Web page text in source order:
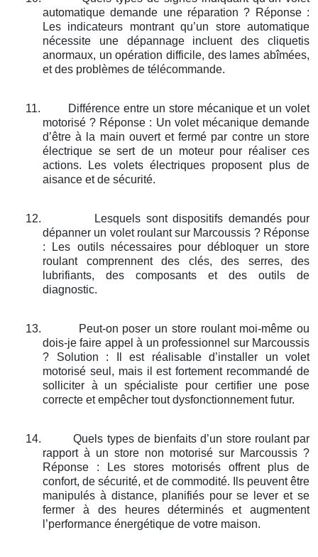
automatique demande une réparation ? Réponse :
Les indicateurs montrant qu’un store automatique
nécessite une dépannage incluent des cliquetis
anormaux, un opération difficile, des lames abîmées,
et des problèmes de télécommande.
11.
Différence entre un store mécanique et un volet
motorisé ? Réponse : Un volet mécanique demande
d’être à la main ouvert et fermé par contre un store
électrique se sert de un moteur pour réaliser ces
actions. Les volets électriques proposent plus de
aisance et de sécurité.
12.
Lesquels sont dispositifs demandés pour
dépanner un volet roulant sur Marcoussis ? Réponse
: Les outils nécessaires pour débloquer un store
roulant comprennent des clés, des serres, des
lubrifiants, des composants et des outils de
diagnostic.
13.
Peut-on poser un store roulant moi-même ou
dois-je faire appel à un professionnel sur Marcoussis
? Solution : Il est réalisable d’installer un volet
motorisé seul, mais il est fortement recommandé de
solliciter à un spécialiste pour certifier une pose
correcte et empêcher tout dysfonctionnement futur.
14.
Quels types de bienfaits d’un store roulant par
rapport à un store non motorisé sur Marcoussis ?
Réponse : Les stores motorisés offrent plus de
confort, de sécurité, et de commodité. Ils peuvent être
manipulés à distance, planifiés pour se lever et se
fermer à des heures déterminés et augmentent
l’performance énergétique de votre maison.